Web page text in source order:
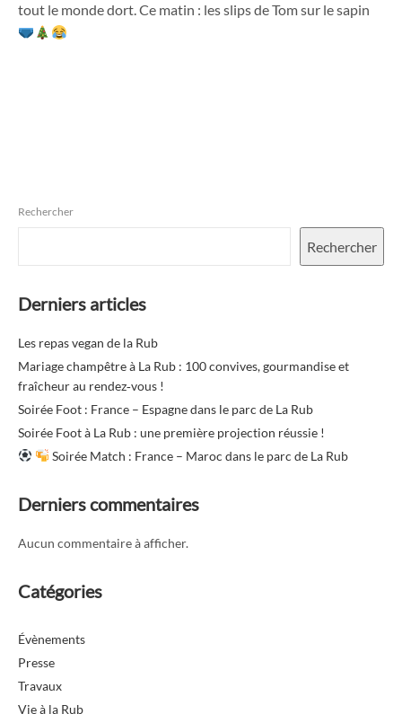
tout le monde dort. Ce matin : les slips de Tom sur le sapin
Rechercher
Rechercher
Derniers articles
Les repas vegan de la Rub
Mariage champêtre à La Rub : 100 convives, gourmandise et
fraîcheur au rendez‑vous !
Soirée Foot : France – Espagne dans le parc de La Rub
Soirée Foot à La Rub : une première projection réussie !
Soirée Match : France – Maroc dans le parc de La Rub
Derniers commentaires
Aucun commentaire à afficher.
Catégories
Évènements
Presse
Travaux
Vie à la Rub